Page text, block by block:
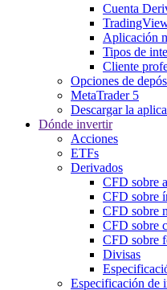
Cuenta
Aplicación
Tipos de
Cliente
Opciones de
MetaTrader 5
Descargar la
Dónde invertir
Acciones
ETFs
Derivados
CFD sobre
CFD sobre
CFD sobre
CFD sobre
CFD sobre
Divisas
Especificación de